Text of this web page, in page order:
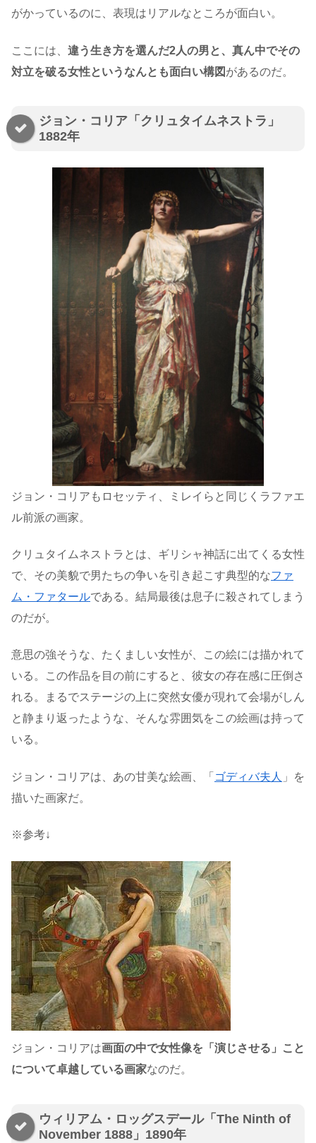
がかっているのに、表現はリアルなところが面白い。
ここには、 違う生き方を選んだ2人の男と、真ん中でその
対立を破る女性というなんとも面白い構図 があるのだ。
ジョン・コリア「クリュタイムネストラ」
1882年
ジョン・コリアもロセッティ、ミレイらと同じくラファエ
ル前派の画家。
クリュタイムネストラとは、ギリシャ神話に出てくる女性
で、その美貌で男たちの争いを引き起こす典型的なファ
ム・ファタールである。結局最後は息子に殺されてしまう
のだが。
意思の強そうな、たくましい女性が、この絵には描かれて
いる。この作品を目の前にすると、彼女の存在感に圧倒さ
れる。まるでステージの上に突然女優が現れて会場がしん
と静まり返ったような、そんな雰囲気をこの絵画は持って
いる。
ジョン・コリアは、あの甘美な絵画、「 ゴディバ夫人 」を
描いた画家だ。
※参考↓
ジョン・コリアは画面の中で女性像を「演じさせる」こと
について卓越している画家なのだ。
ウィリアム・ロッグスデール「The Ninth of
November 1888」1890年